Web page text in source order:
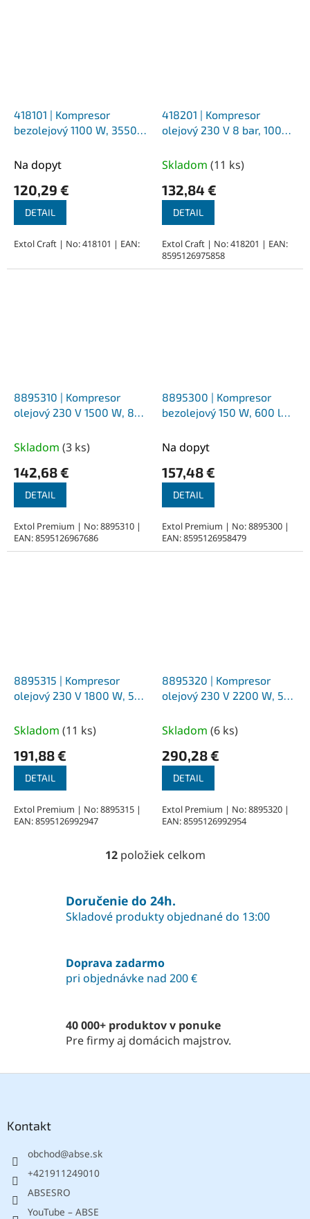
418101 | Kompresor
bezolejový 1100 W, 3550
Na dopyt
120,29 €
DETAIL
Extol Craft | No: 418101 | EAN:
418201 | Kompresor
olejový 230 V 8 bar, 100
Skladom (11 ks)
132,84 €
DETAIL
Extol Craft | No: 418201 | EAN:
8595126975858
8895310 | Kompresor
olejový 230 V 1500 W, 8
Skladom (3 ks)
142,68 €
DETAIL
Extol Premium | No: 8895310 |
EAN: 8595126967686
8895300 | Kompresor
bezolejový 150 W, 600 lPa,
Na dopyt
157,48 €
DETAIL
Extol Premium | No: 8895300 |
EAN: 8595126958479
8895315 | Kompresor
olejový 230 V 1800 W, 50
Skladom (11 ks)
191,88 €
DETAIL
Extol Premium | No: 8895315 |
EAN: 8595126992947
8895320 | Kompresor
olejový 230 V 2200 W, 50
Skladom (6 ks)
290,28 €
DETAIL
Extol Premium | No: 8895320 |
EAN: 8595126992954
O
á
d
a
e
p
y
v
p
12položiek celkom
Doručenie do 24h.
Skladové produkty objednané do 13:00
Doprava zadarmo
pri objednávke nad 200 €
40 000+ produktov v ponuke
Pre firmy aj domácich majstrov.
Kontakt
obchod@abse.sk
+421911249010
ABSESRO
YouTube – ABSE